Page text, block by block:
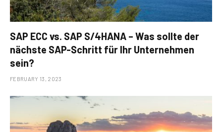
SAP ECC vs. SAP S/4HANA – Was sollte der
nächste SAP-Schritt für Ihr Unternehmen
sein?
FEBRUARY 13, 2023